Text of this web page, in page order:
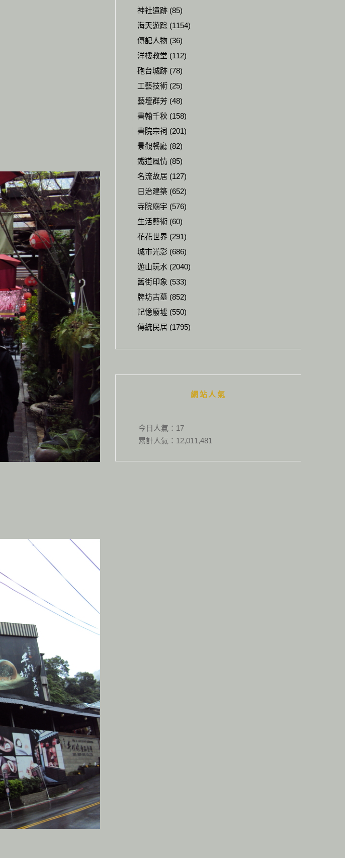
神社遺跡 (85)
海天遊踪 (1154)
傳記人物 (36)
洋樓教堂 (112)
砲台城跡 (78)
工藝技術 (25)
藝壇群芳 (48)
書翰千秋 (158)
書院宗祠 (201)
景觀餐廳 (82)
鐵道風情 (85)
名流故居 (127)
日治建築 (652)
寺院廟宇 (576)
生活藝術 (60)
花花世界 (291)
城市光影 (686)
遊山玩水 (2040)
舊街印象 (533)
牌坊古墓 (852)
記憶廢墟 (550)
傳統民居 (1795)
網站人氣
今日人氣： 17
累計人氣： 12,011,481